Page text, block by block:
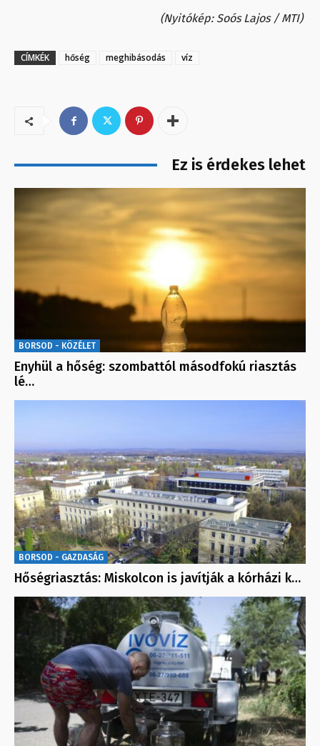
(Nyitókép: Soós Lajos / MTI)
CÍMKÉK hőség meghibásodás víz
Ez is érdekes lehet
BORSOD - KÖZÉLET
Enyhül a hőség: szombattól másodfokú riasztás
lé…
BORSOD - GAZDASÁG
Hőségriasztás: Miskolcon is javítják a kórházi k…